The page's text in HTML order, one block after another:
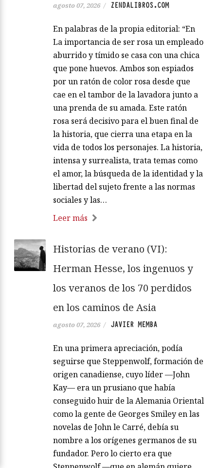
agosto 07, 2026 / ZENDALIBROS.COM
En palabras de la propia editorial: “En
La importancia de ser rosa un empleado
aburrido y tímido se casa con una chica
que pone huevos. Ambos son espiados
por un ratón de color rosa desde que
cae en el tambor de la lavadora junto a
una prenda de su amada. Este ratón
rosa será decisivo para el buen final de
la historia, que cierra una etapa en la
vida de todos los personajes. La historia,
intensa y surrealista, trata temas como
el amor, la búsqueda de la identidad y la
libertad del sujeto frente a las normas
sociales y las…
Leer más
Historias de verano (VI):
Herman Hesse, los ingenuos y
los veranos de los 70 perdidos
en los caminos de Asia
agosto 07, 2026 / JAVIER MEMBA
En una primera apreciación, podía
seguirse que Steppenwolf, formación de
origen canadiense, cuyo líder —John
Kay— era un prusiano que había
conseguido huir de la Alemania Oriental
como la gente de Georges Smiley en las
novelas de John le Carré, debía su
nombre a los orígenes germanos de su
fundador. Pero lo cierto era que